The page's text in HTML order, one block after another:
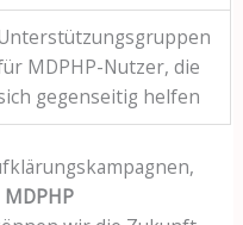
MDPHP-Nutzer, die
gegenseitig helfen
MDPHP